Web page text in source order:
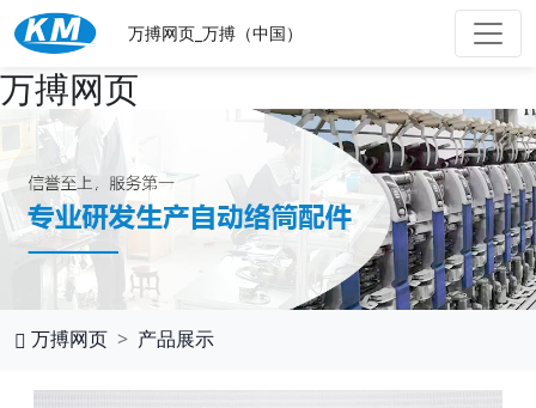
万搏网页
万搏网页_万搏（中国）
万搏网页 产品展示